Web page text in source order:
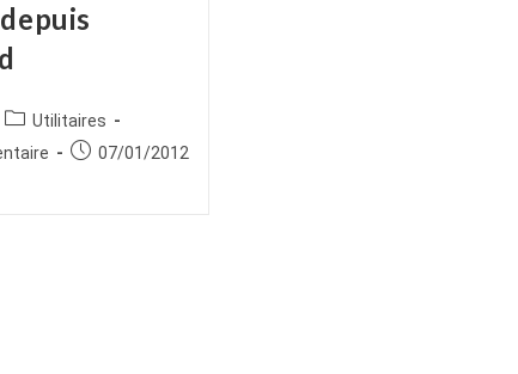
Post
category:
Utilitaires
Publication
07/01/2012